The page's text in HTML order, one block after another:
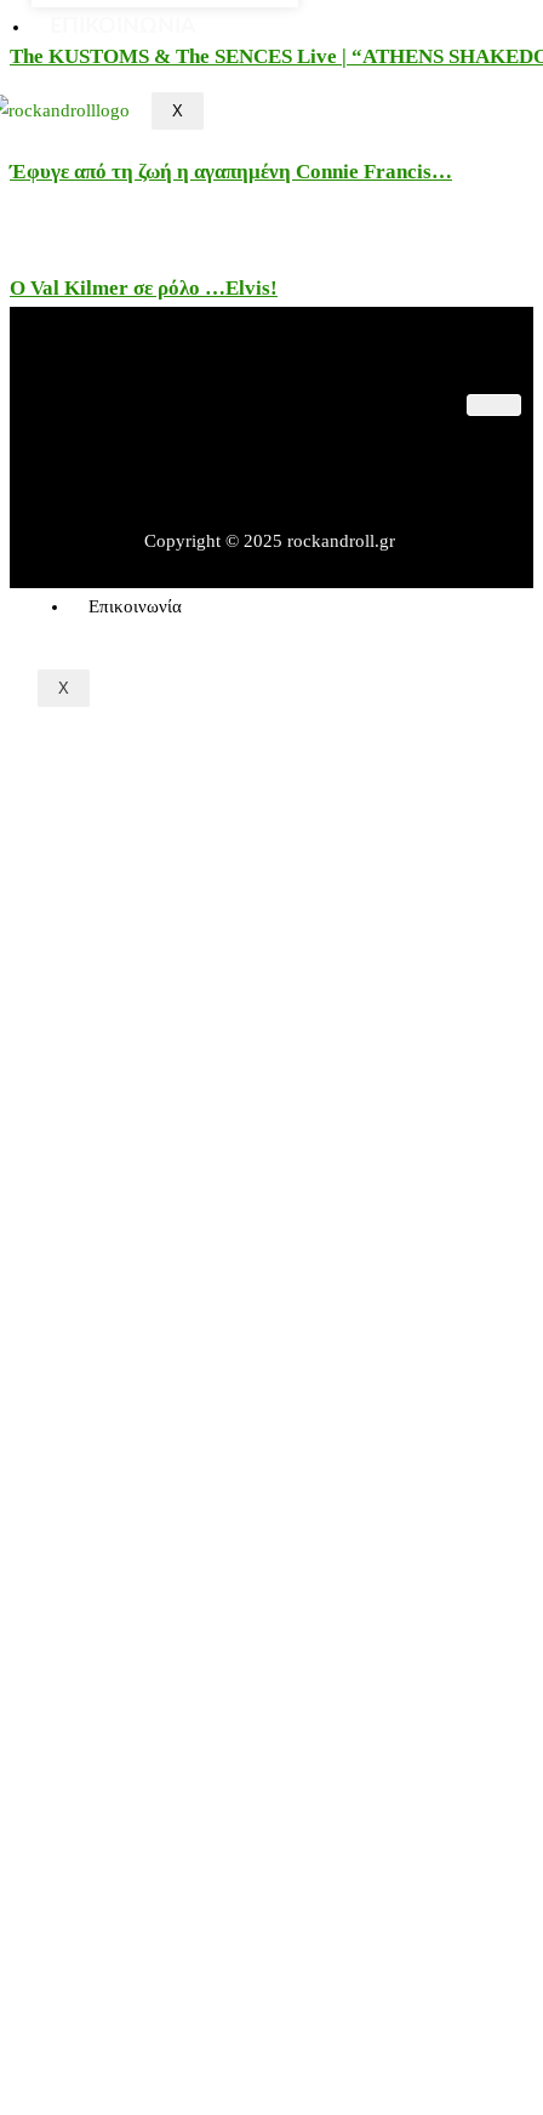
X
The KUSTOMS & The SENCES Live | “ATHENS
Έφυγε από τη ζωή η αγαπημένη Connie Francis…
Ο Val Kilmer σε ρόλο …Elvis!
Rock Interviews
Επικοινωνία
X
Copyright © 2025 rockandroll.gr